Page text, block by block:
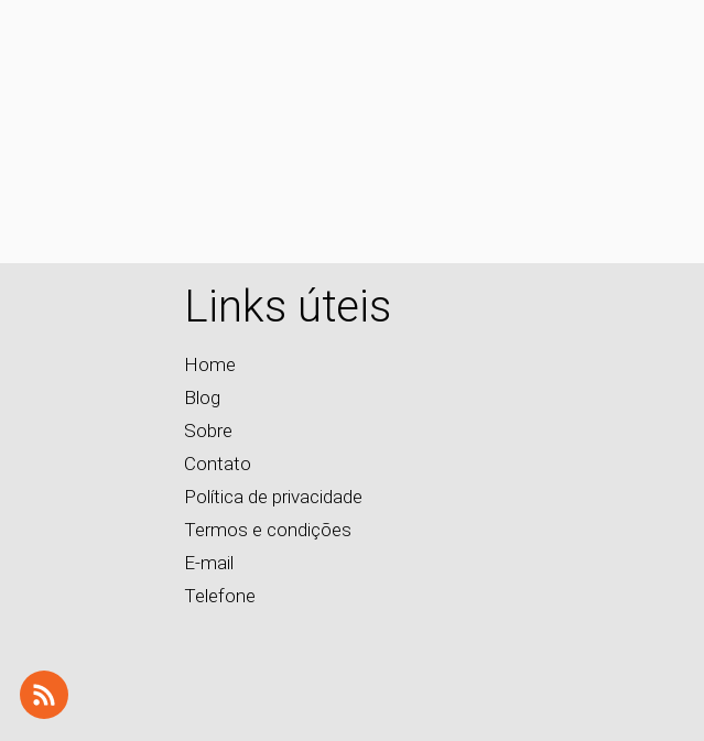
Links úteis
Home
Blog
Sobre
Contato
Política de privacidade
Termos e condições
E-mail
Telefone